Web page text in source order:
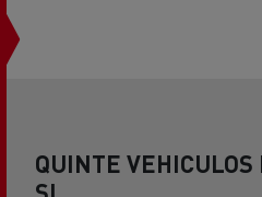
QUINTE